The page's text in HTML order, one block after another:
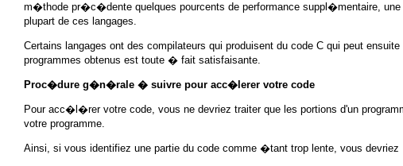
m�thode pr�c�dente quelques pourcents de performance suppl�mentaire,
plupart de ces langages.
Certains langages ont des compilateurs qui produisent du code C qui peut
programmes obtenus est toute � fait satisfaisante.
Proc�dure g�n�rale � suivre pour acc�lerer votre code
Pour acc�l�rer votre code, vous ne devriez traiter que les portions d'un
votre programme.
Ainsi, si vous identifiez une partie du code comme �tant trop lente, vous devriez